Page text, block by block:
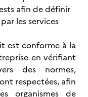
afin de définir
les services
est conforme à la
en vérifiant
des normes,
respectées, afin
organismes de